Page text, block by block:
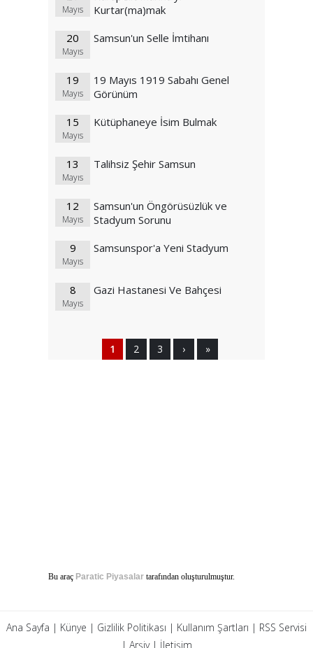
Mayıs
Kurtar(ma)mak
20
Mayıs
Samsun'un Selle İmtihanı
19
Mayıs
19 Mayıs 1919 Sabahı Genel
Görünüm
15
Mayıs
Kütüphaneye İsim Bulmak
13
Mayıs
Talihsiz Şehir Samsun
12
Mayıs
Samsun'un Öngörüsüzlük ve
Stadyum Sorunu
9
Mayıs
Samsunspor'a Yeni Stadyum
8
Mayıs
Gazi Hastanesi Ve Bahçesi
1 2 3 › »
Bu araç Paratic Piyasalar tarafından oluşturulmuştur.
Ana Sayfa | Künye | Gizlilik Politikası | Kullanım Şartları | RSS Servisi
| Arşiv| İletişim